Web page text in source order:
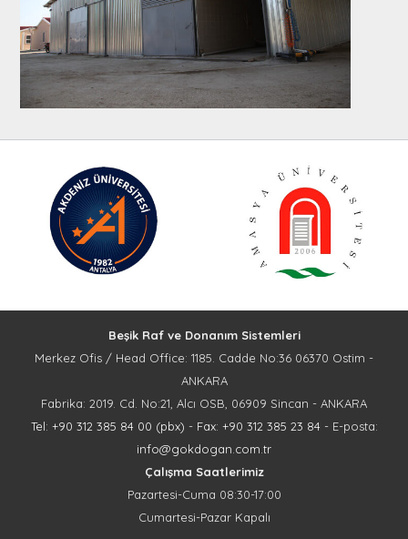
Beşik Raf ve Donanım Sistemleri
Merkez Ofis / Head Office: 1185. Cadde No:36 06370 Ostim -
ANKARA
Fabrika: 2019. Cd. No:21, Alcı OSB, 06909 Sincan - ANKARA
Tel: +90 312 385 84 00 (pbx) - Fax: +90 312 385 23 84 - E-posta:
info@gokdogan.com.tr
Çalışma Saatlerimiz
Pazartesi-Cuma 08:30-17:00
Cumartesi-Pazar Kapalı